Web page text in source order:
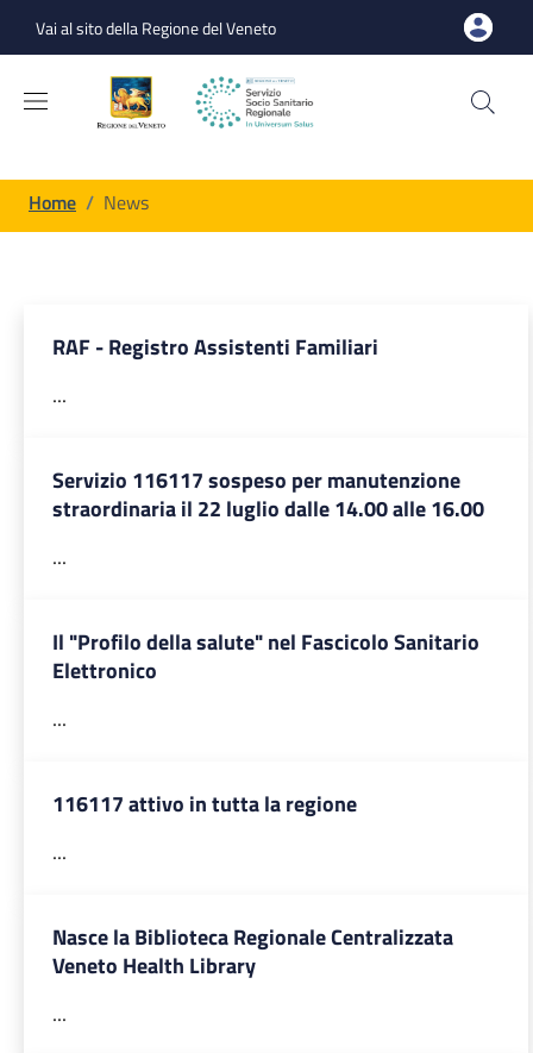
Vai al sito della Regione del Veneto
Briciole di pane
Home / News
RAF - Registro Assistenti Familiari
...
Servizio 116117 sospeso per manutenzione
straordinaria il 22 luglio dalle 14.00 alle 16.00
...
Il "Profilo della salute" nel Fascicolo Sanitario
Elettronico
...
116117 attivo in tutta la regione
...
Nasce la Biblioteca Regionale Centralizzata
Veneto Health Library
...